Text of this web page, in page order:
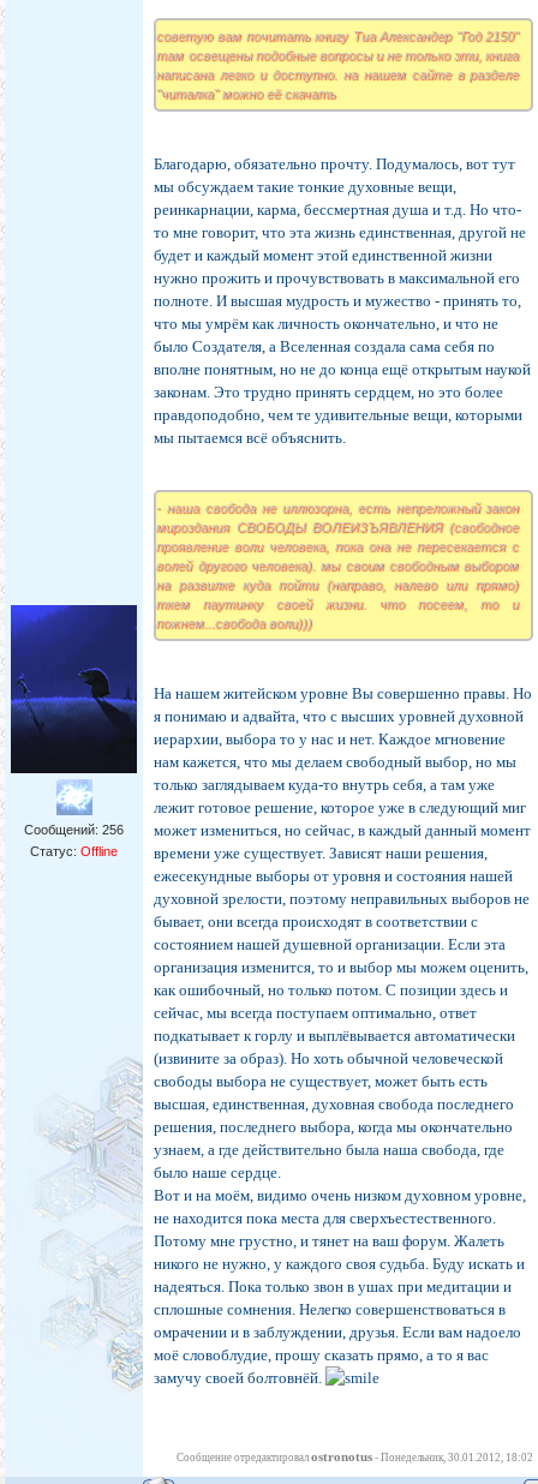
Сообщений:256
Статус:Offline
советую вам почитать книгу Тиа Александер "Год 2150"
там освещены подобные вопросы и не только эти, книга
написана легко и доступно. на нашем сайте в разделе
"читалка" можно её скачать
Благодарю, обязательно прочту. Подумалось, вот тут
мы обсуждаем такие тонкие духовные вещи,
реинкарнации, карма, бессмертная душа и т.д. Но что-
то мне говорит, что эта жизнь единственная, другой не
будет и каждый момент этой единственной жизни
нужно прожить и прочувствовать в максимальной его
полноте. И высшая мудрость и мужество - принять то,
что мы умрём как личность окончательно, и что не
было Создателя, а Вселенная создала сама себя по
вполне понятным, но не до конца ещё открытым наукой
законам. Это трудно принять сердцем, но это более
правдоподобно, чем те удивительные вещи, которыми
мы пытаемся всё объяснить.
- наша свобода не иллюзорна, есть непреложный закон
мироздания СВОБОДЫ ВОЛЕИЗЪЯВЛЕНИЯ (свободное
проявление воли человека, пока она не пересекается с
волей другого человека). мы своим свободным выбором
на развилке куда пойти (направо, налево или прямо)
ткем паутинку своей жизни. что посеем, то и
пожнем...свобода воли)))
На нашем житейском уровне Вы совершенно правы. Но
я понимаю и адвайта, что с высших уровней духовной
иерархии, выбора то у нас и нет. Каждое мгновение
нам кажется, что мы делаем свободный выбор, но мы
только заглядываем куда-то внутрь себя, а там уже
лежит готовое решение, которое уже в следующий миг
может измениться, но сейчас, в каждый данный момент
времени уже существует. Зависят наши решения,
ежесекундные выборы от уровня и состояния нашей
духовной зрелости, поэтому неправильных выборов не
бывает, они всегда происходят в соответствии с
состоянием нашей душевной организации. Если эта
организация изменится, то и выбор мы можем оценить,
как ошибочный, но только потом. С позиции здесь и
сейчас, мы всегда поступаем оптимально, ответ
подкатывает к горлу и выплёвывается автоматически
(извините за образ). Но хоть обычной человеческой
свободы выбора не существует, может быть есть
высшая, единственная, духовная свобода последнего
решения, последнего выбора, когда мы окончательно
узнаем, а где действительно была наша свобода, где
было наше сердце.
Вот и на моём, видимо очень низком духовном уровне,
не находится пока места для сверхъестественного.
Потому мне грустно, и тянет на ваш форум. Жалеть
никого не нужно, у каждого своя судьба. Буду искать и
надеяться. Пока только звон в ушах при медитации и
сплошные сомнения. Нелегко совершенствоваться в
омрачении и в заблуждении, друзья. Если вам надоело
моё словоблудие, прошу сказать прямо, а то я вас
замучу своей болтовнёй.
Сообщение отредактировалostronotus -Понедельник, 30.01.2012, 18:02